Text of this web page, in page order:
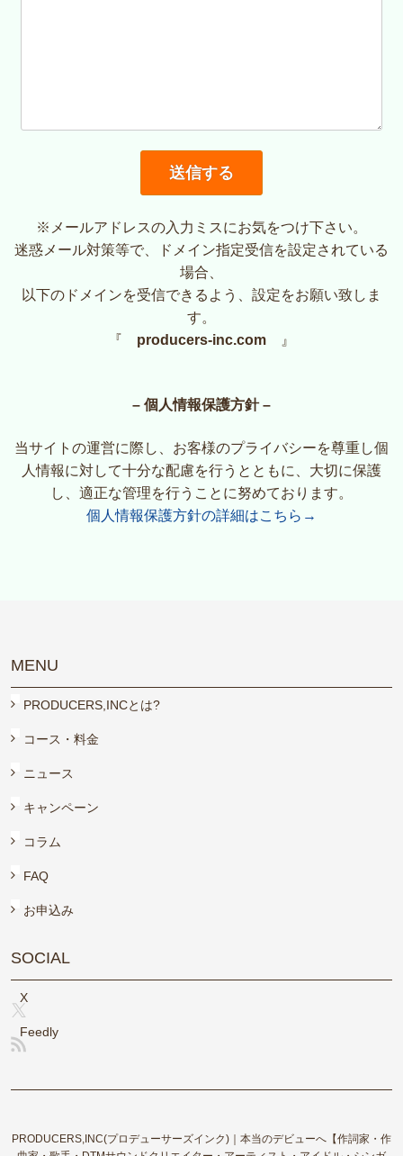
※メールアドレスの入力ミスにお気をつけ下さい。
迷惑メール対策等で、ドメイン指定受信を設定されている
場合、
以下のドメインを受信できるよう、設定をお願い致しま
す。
『 producers-inc.com 』
– 個人情報保護方針 –
当サイトの運営に際し、お客様のプライバシーを尊重し個
人情報に対して十分な配慮を行うとともに、大切に保護
し、適正な管理を行うことに努めております。
個人情報保護方針の詳細はこちら→
MENU
PRODUCERS,INCとは?
コース・料金
ニュース
キャンペーン
コラム
FAQ
お申込み
SOCIAL
X
Feedly
PRODUCERS,INC(プロデューサーズインク)｜本当のデビューへ【作詞家・作